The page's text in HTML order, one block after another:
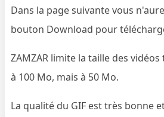
Dans la page suivante vous
bouton Download pour
ZAMZAR limite la taille des
à 100 Mo, mais à 50 Mo.
La qualité du GIF est très bonne